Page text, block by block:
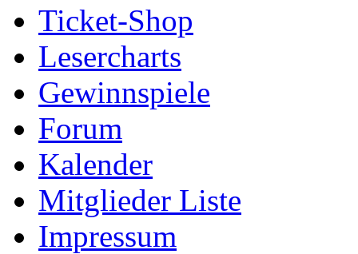
Ticket-Shop
Lesercharts
Gewinnspiele
Forum
Kalender
Mitglieder Liste
Impressum